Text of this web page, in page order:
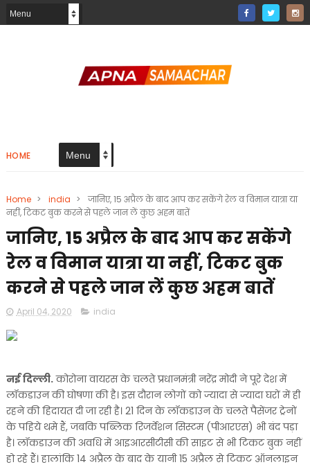
HOME
Home > india >
जानिए, 15 अप्रैल के बाद आप कर सकेंगे रेल व विमान यात्रा या
नहीं, टिकट बुक करने से पहले जान लें कुछ अहम बातें
जानिए, 15 अप्रैल के बाद आप कर सकेंगे
रेल व विमान यात्रा या नहीं, टिकट बुक
करने से पहले जान लें कुछ अहम बातें
April 04, 2020 india
नई दिल्ली.कोरोना वायरस के चलते प्रधानमंत्री नरेंद्र मोदी ने पूरे देश में
लॉकडाउन की घोषणा की है। इस दौरान लोगों को ज्यादा से ज्यादा घरों में ही
रहने की हिदायत दी जा रही है। 21 दिन के लॉकडाउन के चलते पैसेंजर ट्रेनों
के पहिये थमे हैं, जबकि पब्लिक रिजर्वेशन सिस्टम (पीआरएस) भी बंद पड़ा
है। लॉकडाउन की अवधि में आइआरसीटीसी की साइट से भी टिकट बुक नहीं
हो रहे हैं। हालांकि 14 अप्रैल के बाद के यानी 15 अप्रैल से टिकट ऑनलाइन